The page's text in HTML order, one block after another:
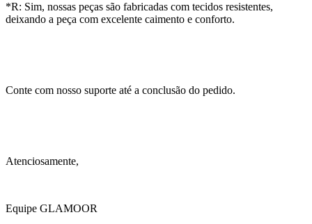
*R: Sim, nossas peças são fabricadas com tecidos resistentes,
deixando a peça com excelente caimento e conforto.
Conte com nosso suporte até a conclusão do pedido.
Atenciosamente,
Equipe GLAMOOR